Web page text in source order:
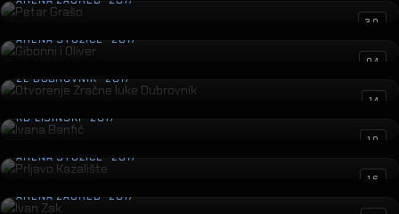
30
Gibonni i Oliver
ARENA STOŽICE · 2017
04
Otvorenje Zračne luke Dubrovnik
ZL DUBROVNIK · 2017
14
Ivana Banfić
KD LISINSKI · 2017
10
Prljavo Kazalište
ARENA STOŽICE · 2017
16
Ivan Zak
ARENA ZAGREB · 2017